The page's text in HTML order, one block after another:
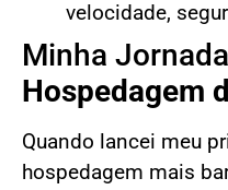
velocidade,
Minha
Hospedagem
Quando lancei meu
hospedagem mais